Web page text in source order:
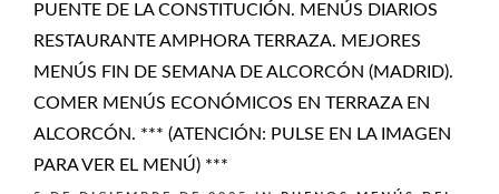
PUENTE DE LA CONSTITUCIÓN. MENÚS DIARIOS
RESTAURANTE AMPHORA TERRAZA. MEJORES
MENÚS FIN DE SEMANA DE ALCORCÓN (MADRID).
COMER MENÚS ECONÓMICOS EN TERRAZA EN
ALCORCÓN. *** (ATENCIÓN: PULSE EN LA IMAGEN
PARA VER EL MENÚ) ***